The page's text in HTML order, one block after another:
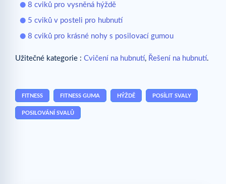
8 cviků pro vysněná hýždě
5 cviků v posteli pro hubnutí
8 cviků pro krásné nohy s posilovací gumou
Užitečné kategorie : Cvičení na hubnutí, Řešení na hubnutí.
FITNESS FITNESS GUMA HÝŽDĚ POSÍLIT SVALY
POSILOVÁNÍ SVALŮ